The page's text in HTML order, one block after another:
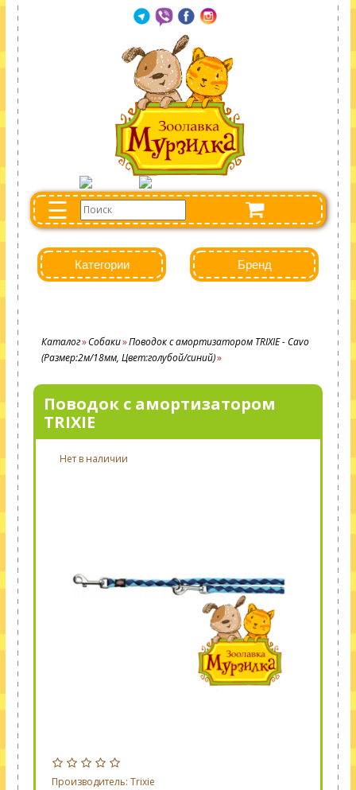
☰
Категории Бренд
Каталог Собаки Поводок с амортизатором TRIXIE - Cavo
(Размер:2м/18мм, Цвет:голубой/синий)
Поводок с амортизатором
TRIXIE
Нет в наличии
Производитель: Trixie